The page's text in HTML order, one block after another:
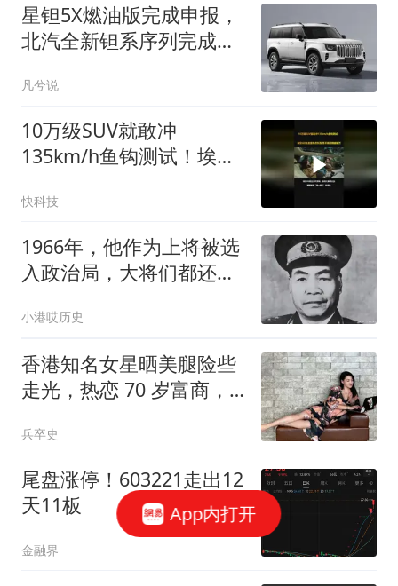
星钽5X燃油版完成申报，
北汽全新钽系序列完成矩
凡兮说
10万级SUV就敢冲
135km/h鱼钩测试！埃安
快科技
1966年，他作为上将被选
入政治局，大将们都还不
小港哎历史
香港知名女星晒美腿险些
走光，热恋 70 岁富商，
兵卒史
尾盘涨停！603221走出12
天11板
金融界
App内打开